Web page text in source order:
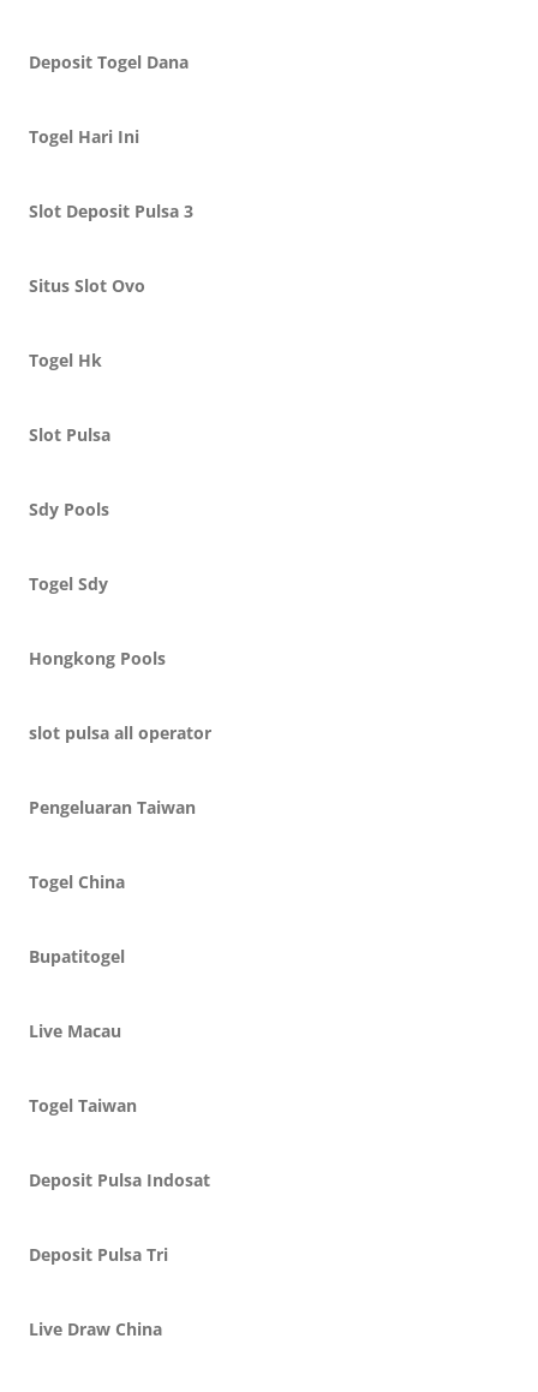
Deposit Togel Dana
Togel Hari Ini
Slot Deposit Pulsa 3
Situs Slot Ovo
Togel Hk
Slot Pulsa
Sdy Pools
Togel Sdy
Hongkong Pools
slot pulsa all operator
Pengeluaran Taiwan
Togel China
Bupatitogel
Live Macau
Togel Taiwan
Deposit Pulsa Indosat
Deposit Pulsa Tri
Live Draw China